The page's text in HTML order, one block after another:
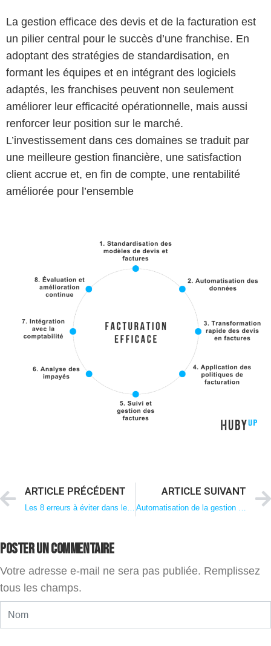
La gestion efficace des devis et de la facturation est
un pilier central pour le succès d’une franchise. En
adoptant des stratégies de standardisation, en
formant les équipes et en intégrant des logiciels
adaptés, les franchises peuvent non seulement
améliorer leur efficacité opérationnelle, mais aussi
renforcer leur position sur le marché.
L’investissement dans ces domaines se traduit par
une meilleure gestion financière, une satisfaction
client accrue et, en fin de compte, une rentabilité
améliorée pour l’ensemble
ARTICLE PRÉCÉDENT
Les 8 erreurs à éviter dans le choix d’un logiciel franchise
ARTICLE SUIVANT
Automatisation de la gestion des factures de redevance dans les franchises
Poster un commentaire
Votre adresse e-mail ne sera pas publiée. Remplissez
tous les champs.